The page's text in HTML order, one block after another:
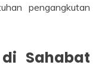
pengangkutan
Sahabat